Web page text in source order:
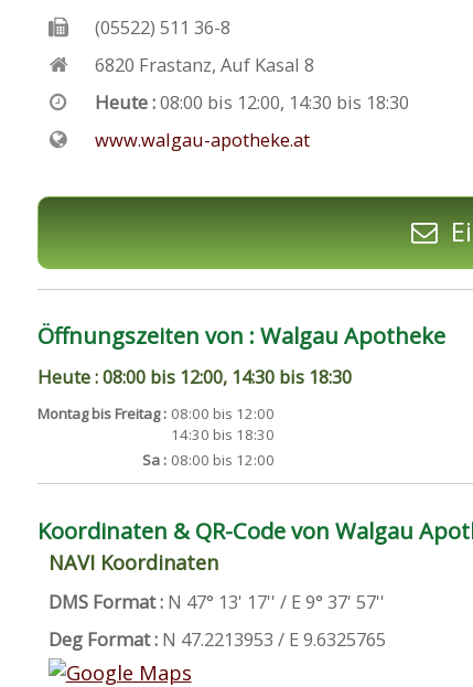
(05522) 511 36-8
6820 Frastanz, Auf Kasal 8
Heute :08:00 bis 12:00, 14:30 bis 18:30
www.walgau-apotheke.at
Öffnungszeiten von : Walgau Apotheke
Heute : 08:00 bis 12:00, 14:30 bis 18:30
Montag bis Freitag : 08:00 bis 12:00
14:30 bis 18:30
Sa : 08:00 bis 12:00
Koordinaten & QR-Code von Walgau
NAVI Koordinaten
DMS Format : N 47° 13' 17'' / E 9° 37' 57''
Deg Format : N 47.2213953 / E9.6325765